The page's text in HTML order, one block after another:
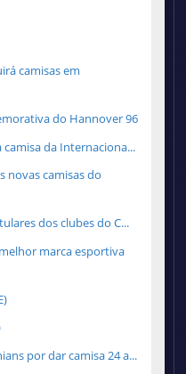
camisas em
do Hannover 96
da Internaciona...
novas camisas do
dos clubes do C...
marca esportiva
por dar camisa 24 a...